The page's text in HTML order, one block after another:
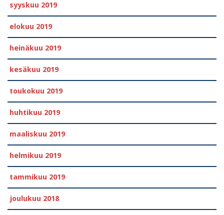
syyskuu 2019
elokuu 2019
heinäkuu 2019
kesäkuu 2019
toukokuu 2019
huhtikuu 2019
maaliskuu 2019
helmikuu 2019
tammikuu 2019
joulukuu 2018